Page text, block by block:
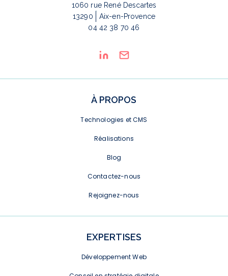
1060 rue René Descartes
13290
Aix-en-Provence
04 42 38 70 46
À PROPOS
Technologies et CMS
Réalisations
Blog
Contactez-nous
Rejoignez-nous
EXPERTISES
Développement Web